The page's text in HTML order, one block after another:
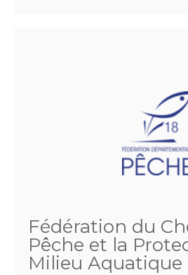
Fédération du
Pêche et la
Milieu Aquatique